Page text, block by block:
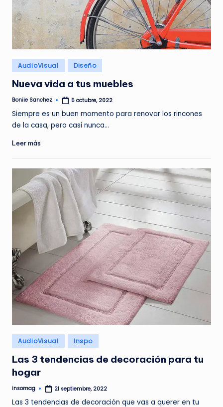
A
Z
I
N
E
Publicado
en
AudioVisual Diseño
Nueva vida a tus muebles
Publicado
Boniie Sanchez 5 octubre, 2022
Siempre es un buen momento para renovar los rincones
de la casa, pero casi nunca…
Leer más
Publicado
en
AudioVisual Inspo
Las 3 tendencias de decoración para tu
hogar
Publicado
insomag 21 septiembre, 2022
Las 3 tendencias de decoración que vas a querer en tu